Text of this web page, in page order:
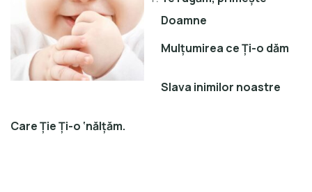
Doamne
Mulţumirea ce Ţi-o dăm
Slava inimilor noastre
Care Ţie Ţi-o ‘nălţăm.